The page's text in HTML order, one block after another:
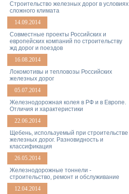
Строительство железных дорог в условиях
сложного климата
14.09.2014
Совместные проекты Российских и
европейских компаний по строительству
жд дорог и поездов
16.08.2014
Локомотивы и тепловозы Российских
железных дорог
05.07.2014
Железнодорожная колея в РФ и в Европе.
Отличия и характеристики
22.06.2014
Щебень, используемый при строительстве
железных дорог. Разновидность и
классификация
26.05.2014
Железнодорожные тоннели -
строительство, ремонт и обслуживание
12.04.2014